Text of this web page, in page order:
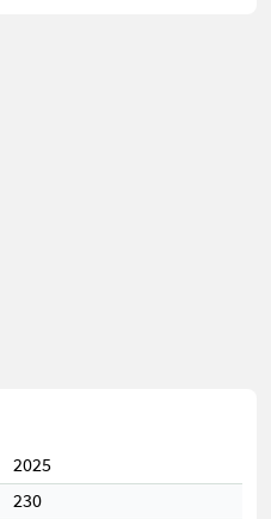
2025
230